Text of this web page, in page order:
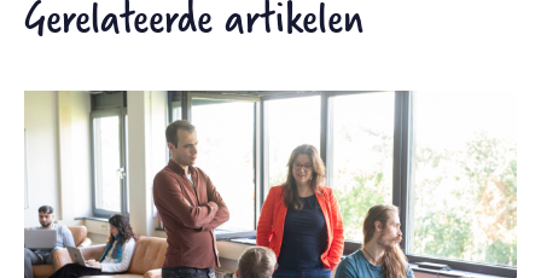
Gerelateerde artikelen